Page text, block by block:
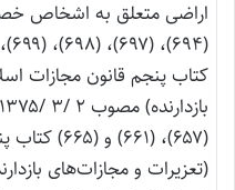
کتاب پنجم قانون مجازات
(۶۵۷)، (۶۶۱)